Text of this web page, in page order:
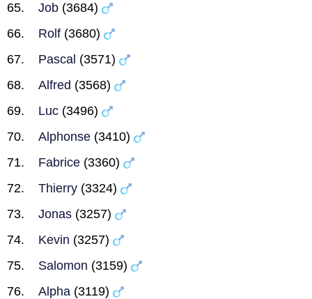
Job (3684)
Rolf (3680)
Pascal (3571)
Alfred (3568)
Luc (3496)
Alphonse (3410)
Fabrice (3360)
Thierry (3324)
Jonas (3257)
Kevin (3257)
Salomon (3159)
Alpha (3119)